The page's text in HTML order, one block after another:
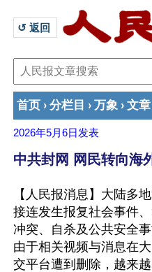
↺ 返回
首页 › 分栏目 › 万象 › 文章
2026年5月6日 发表
中共封网 网民转向海
【人民报消息】大陆多
接连发生报复社会事件
冲突、自杀及公共安全事
由于相关视频与消息在
交平台遭到删除，越来越